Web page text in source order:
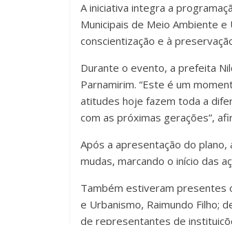
A iniciativa integra a
Municipais de Meio Ambiente
conscientização e à
Durante o evento, a prefeita
Parnamirim. “Este é um
atitudes hoje fazem toda a
com as próximas gerações”,
Após a apresentação do
mudas, marcando o início das
Também estiveram presentes
e Urbanismo, Raimundo Filho;
de representantes de